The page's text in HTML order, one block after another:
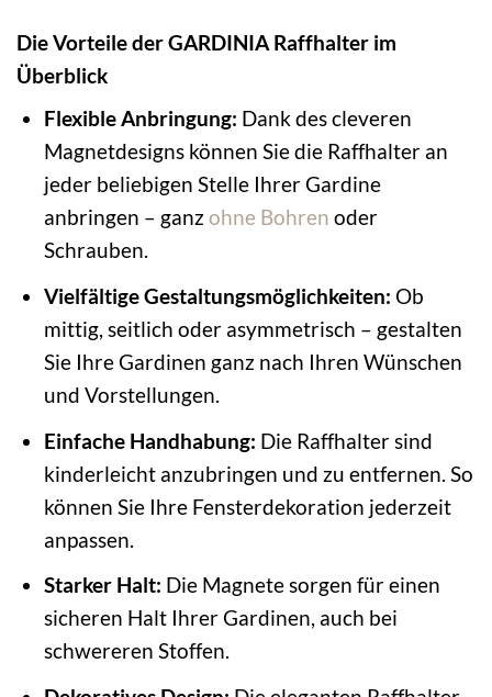
Die Vorteile der GARDINIA Raffhalter im
Überblick
Flexible Anbringung: Dank des cleveren
Magnetdesigns können Sie die Raffhalter an
jeder beliebigen Stelle Ihrer Gardine
anbringen – ganzohne Bohren oder
Schrauben.
Vielfältige Gestaltungsmöglichkeiten: Ob
mittig, seitlich oder asymmetrisch – gestalten
Sie Ihre Gardinen ganz nach Ihren Wünschen
und Vorstellungen.
Einfache Handhabung: Die Raffhalter sind
kinderleicht anzubringen und zu entfernen. So
können Sie Ihre Fensterdekoration jederzeit
anpassen.
Starker Halt: Die Magnete sorgen für einen
sicheren Halt Ihrer Gardinen, auch bei
schwereren Stoffen.